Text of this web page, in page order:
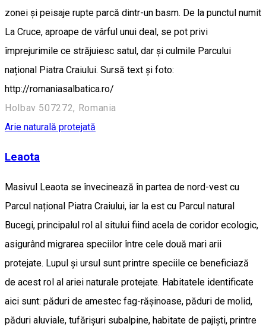
zonei şi peisaje rupte parcă dintr-un basm. De la punctul numit
La Cruce, aproape de vârful unui deal, se pot privi
împrejurimile ce străjuiesc satul, dar și culmile Parcului
național Piatra Craiului. Sursă text și foto:
http://romaniasalbatica.ro/
Holbav 507272, Romania
Arie naturală protejată
Leaota
Masivul Leaota se învecinează în partea de nord-vest cu
Parcul național Piatra Craiului, iar la est cu Parcul natural
Bucegi, principalul rol al sitului fiind acela de coridor ecologic,
asigurând migrarea speciilor între cele două mari arii
protejate. Lupul și ursul sunt printre speciile ce beneficiază
de acest rol al ariei naturale protejate. Habitatele identificate
aici sunt: păduri de amestec fag-răşinoase, păduri de molid,
păduri aluviale, tufărişuri subalpine, habitate de pajişti, printre